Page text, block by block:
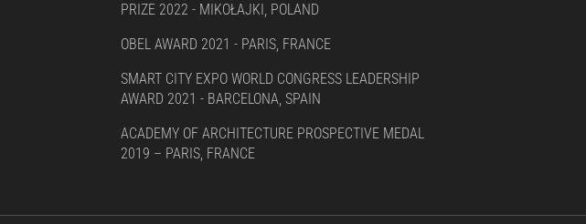
PRIZE 2022 - MIKOŁAJKI, POLAND
OBEL AWARD 2021 - PARIS, FRANCE
SMART CITY EXPO WORLD CONGRESS LEADERSHIP
AWARD 2021 - BARCELONA, SPAIN
ACADEMY OF ARCHITECTURE PROSPECTIVE MEDAL
2019 – PARIS, FRANCE